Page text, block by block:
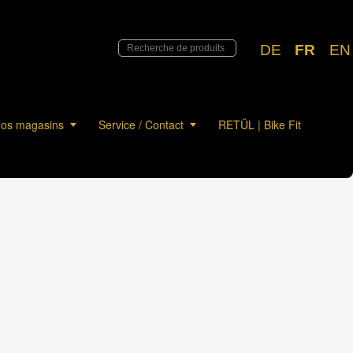
DE FR EN
magasins Service / Contact RETÜL | Bike Fit